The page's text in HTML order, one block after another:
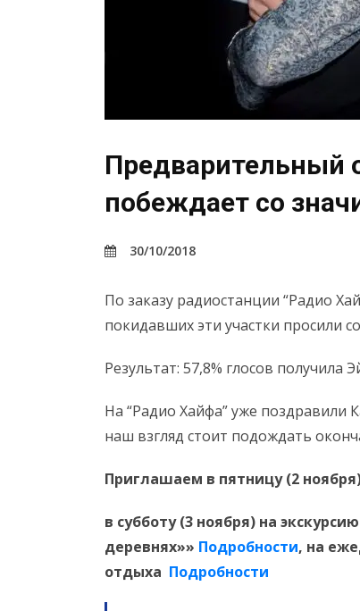
Предварительный
побеждает со
30/10/2018
По заказу радиостанции “Радио
покидавших эти участки просили
Результат: 57,8% глосов
На “Радио Хайфа” уже
наш взгляд стоит подождать
Приглашаем в пятницу (2
в субботу (3 ноября) на
деревнях»» Подробности, на
отдыха Подробности